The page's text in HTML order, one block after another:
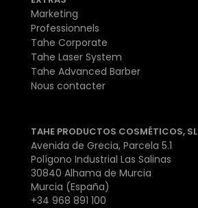
Marketing
Professionnels
Tahe Corporate
Tahe Laser System
Tahe Advanced Barber
Nous contacter
TAHE PRODUCTOS COSMÉTICOS, SL
Avenida de Grecia, Parcela 5.1
Polígono Industrial Las Salinas
30840 Alhama de Murcia
Murcia (España)
+34 968 891 100